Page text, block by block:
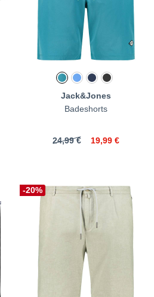
Jack&Jones
Badeshorts
24,99 € 19,99 €
-20%